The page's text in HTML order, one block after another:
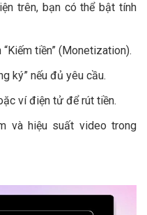
trên, bạn có thể bật tính
tiền” (Monetization).
ký” nếu đủ yêu cầu.
ví điện tử để rút tiền.
và hiệu suất video trong